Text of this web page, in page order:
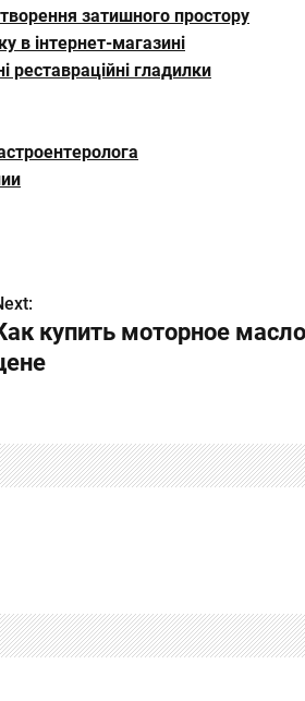
затишного простору
в інтернет-магазині
реставраційні гладилки
купить моторное